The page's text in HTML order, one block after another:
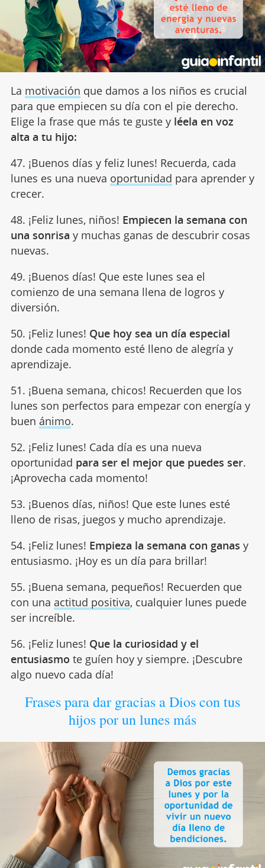
La motivación que damos a los niños es crucial
para que empiecen su día con el pie derecho.
Elige la frase que más te guste y léela en voz
alta a tu hijo:
47. ¡Buenos días y feliz lunes! Recuerda, cada
lunes es una nueva oportunidad para aprender y
crecer.
48. ¡Feliz lunes, niños! Empiecen la semana con
una sonrisa y muchas ganas de descubrir cosas
nuevas.
49. ¡Buenos días! Que este lunes sea el
comienzo de una semana llena de logros y
diversión.
50. ¡Feliz lunes! Que hoy sea un día especial
donde cada momento esté lleno de alegría y
aprendizaje.
51. ¡Buena semana, chicos! Recuerden que los
lunes son perfectos para empezar con energía y
buen ánimo.
52. ¡Feliz lunes! Cada día es una nueva
oportunidad para ser el mejor que puedes ser.
¡Aprovecha cada momento!
53. ¡Buenos días, niños! Que este lunes esté
lleno de risas, juegos y mucho aprendizaje.
54. ¡Feliz lunes! Empieza la semana con ganas y
entusiasmo. ¡Hoy es un día para brillar!
55. ¡Buena semana, pequeños! Recuerden que
con una actitud positiva, cualquier lunes puede
ser increíble.
56. ¡Feliz lunes! Que la curiosidad y el
entusiasmo te guíen hoy y siempre. ¡Descubre
algo nuevo cada día!
Frases para dar gracias a Dios con tus
hijos por un lunes más